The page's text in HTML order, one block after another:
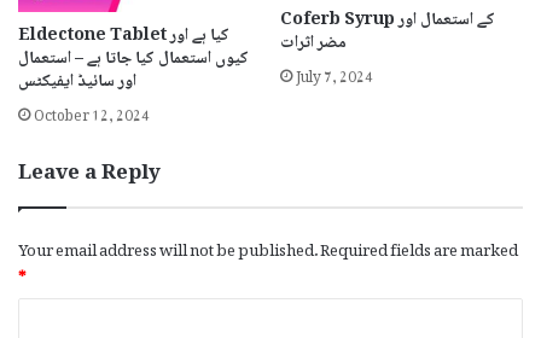
Eldectone Tablet کیا ہے اور
کیوں استعمال کیا جاتا ہے – استعمال
اور سائیڈ ایفیکٹس
October 12, 2024
Coferb Syrup کے استعمال اور
مضر اثرات
July 7, 2024
Leave a Reply
Your email address will not be published.Required fields are marked
*